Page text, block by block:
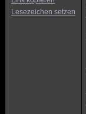
Lesezeichen setzen